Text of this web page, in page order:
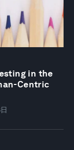
in the
Centric